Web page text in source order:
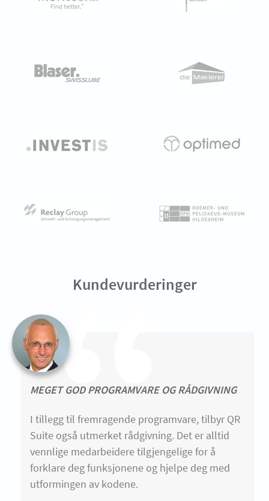
Kundevurderinger
MEGET GOD PROGRAMVARE OG RÅDGIVNING
I tillegg til fremragende programvare, tilbyr QR
Suite også utmerket rådgivning. Det er alltid
vennlige medarbeidere tilgjengelige for å
forklare deg funksjonene og hjelpe deg med
utformingen av kodene.